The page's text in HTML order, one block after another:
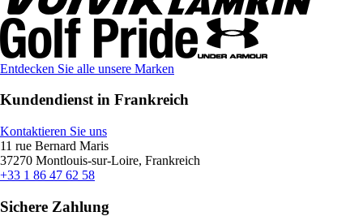
Entdecken Sie alle unsere Marken
Kundendienst in Frankreich
Kontaktieren Sie uns
11 rue Bernard Maris
37270 Montlouis-sur-Loire, Frankreich
+33 1 86 47 62 58
Sichere Zahlung